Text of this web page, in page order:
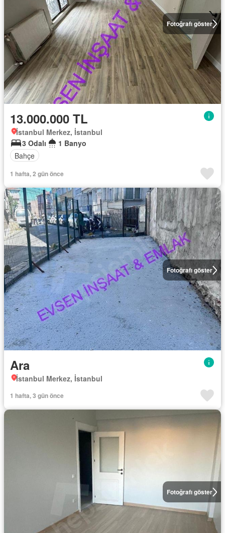
Fotoğrafı göster
13.000.000 TL
İstanbul Merkez, İstanbul
3 Odalı
1 Banyo
Bahçe
1 hafta, 2 gün önce
Fotoğrafı göster
Ara
İstanbul Merkez, İstanbul
1 hafta, 3 gün önce
Fotoğrafı göster